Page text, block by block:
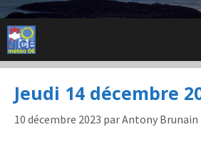
Jeudi 14 décembre
10 décembre 2023 parAntony Brunain